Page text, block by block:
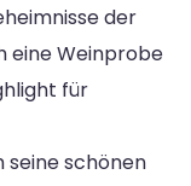
der
eine Weinprobe
für
seine schönen